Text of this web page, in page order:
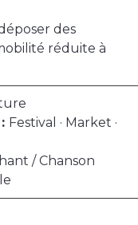
des
réduite à
Festival · Market ·
/ Chanson